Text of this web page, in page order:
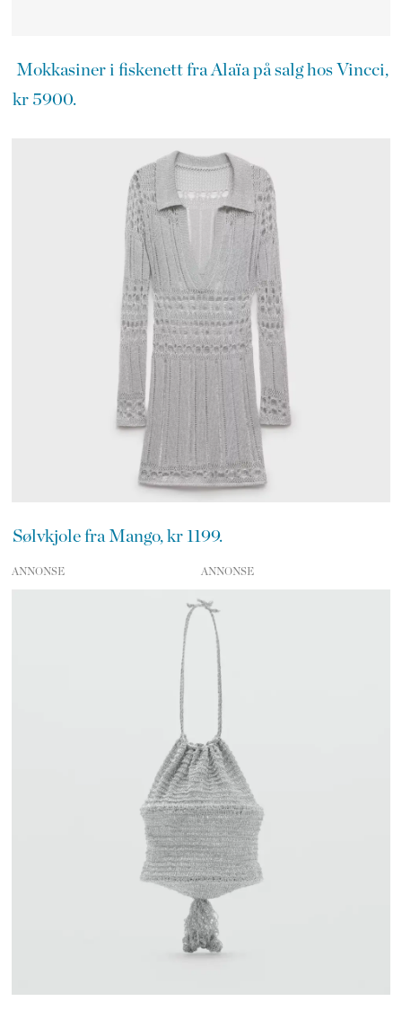
Mokkasiner i fiskenett fra Alaïa på salg hos Vincci,
kr 5900.
Sølvkjole fra Mango, kr 1199.
ANNONSE